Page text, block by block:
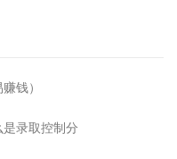
钱）
录取控制分